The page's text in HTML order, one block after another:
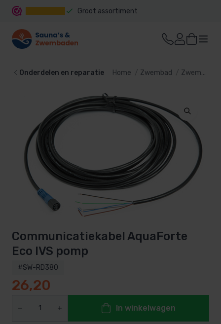
Groot assortiment
Onderdelen en reparatie Home Zwembad Zwembadtechniek
Communicatiekabel AquaForte
Eco IVS pomp
#SW-RD380
26,20
In winkelwagen